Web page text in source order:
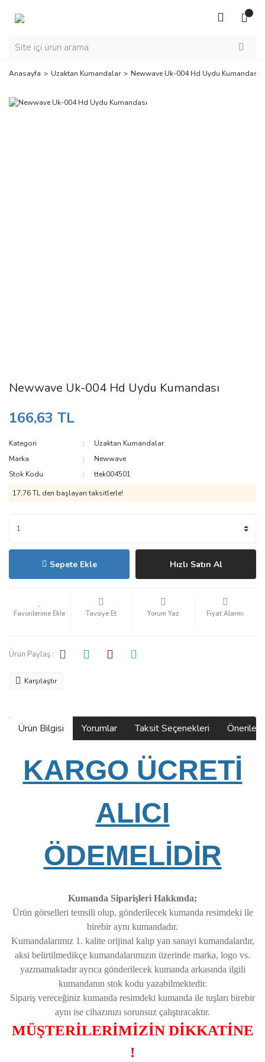
Anasayfa Uzaktan Kumandalar Newwave Uk-004 Hd Uydu Kumandası
Newwave Uk-004 Hd Uydu Kumandası
166,63 TL
Kategori
Uzaktan Kumandalar
Marka
Newwave
Stok Kodu
ttek004501
17,76 TL den başlayan taksitlerle!
Sepete Ekle Hızlı Satın Al
Tavsiye Et Yorum Yaz Fiyat Alarmı
Ürün Paylaş :
Karşılaştır
Ürün Bilgisi Yorumlar Taksit Seçenekleri
KARGO ÜCRETİ
ALICI
ÖDEMELİDİR
Kumanda Siparişleri Hakkında;
Ürün görselleri temsili olup, gönderilecek kumanda resimdeki ile
birebir aynı kumandadır.
Kumandalarımız 1. kalite orijinal kalıp yan sanayi kumandalardır,
aksi belirtilmedikçe kumandalarımızın üzerinde marka, logo vs.
yazmamaktadır ayrıca gönderilecek kumanda arkasında ilgili
kumandanın stok kodu yazabilmektedir.
Sipariş vereceğiniz kumanda resimdeki kumanda ile tuşları birebir
aynı ise cihazınızı sorunsuz çalıştıracaktır.
MÜŞTERİLERİMİZİN DİKKATİNE
!